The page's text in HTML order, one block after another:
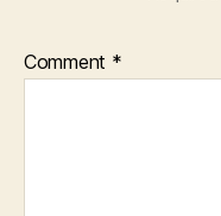
Comment *